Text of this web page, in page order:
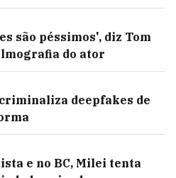
são péssimos', diz Tom
do ator
deepfakes de
e no BC, Milei tenta